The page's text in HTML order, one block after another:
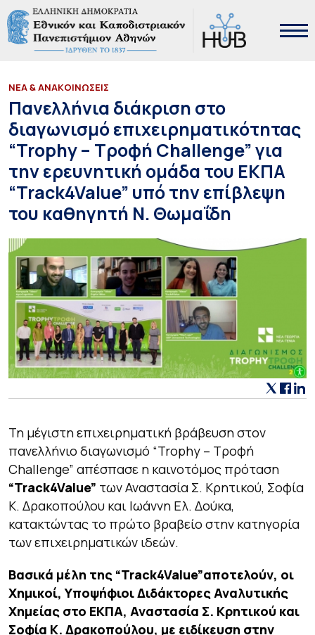
ΝΕΑ & ΑΝΑΚΟΙΝΩΣΕΙΣ
Πανελλήνια διάκριση στο
διαγωνισμό επιχειρηματικότητας
“Trophy – Τροφή Challenge” για
την ερευνητική ομάδα του ΕΚΠΑ
“Track4Value” υπό την επίβλεψη
του καθηγητή Ν. Θωμαΐδη
Τη μέγιστη επιχειρηματική βράβευση στον
πανελλήνιο διαγωνισμό “Trophy – Τροφή
Challenge” απέσπασε η καινοτόμος πρόταση
“Track4Value” των Αναστασία Σ. Κρητικού, Σοφία
Κ. Δρακοπούλου και Ιωάννη Ελ. Δούκα,
κατακτώντας το πρώτο βραβείο στην κατηγορία
των επιχειρηματικών ιδεών.
Βασικά μέλη της “Track4Value”αποτελούν, οι
Χημικοί, Υποψήφιοι Διδάκτορες Αναλυτικής
Χημείας στο ΕΚΠΑ, Αναστασία Σ. Κρητικού και
Σοφία Κ. Δρακοπούλου, με ειδίκευση στην